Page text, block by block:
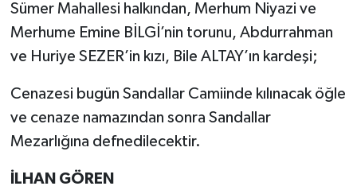
Sümer Mahallesi halkından, Merhum Niyazi ve
Merhume Emine BİLGİ’nin torunu, Abdurrahman
ve Huriye SEZER’in kızı, Bile ALTAY’ın kardeşi;
Cenazesi bugün Sandallar Camiinde kılınacak öğle
ve cenaze namazından sonra Sandallar
Mezarlığına defnedilecektir.
İLHAN GÖREN